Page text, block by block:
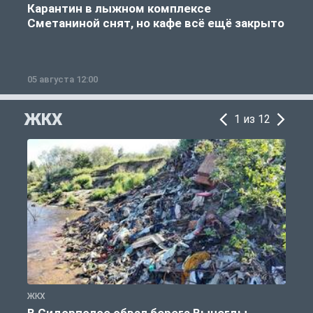
Карантин в лыжном комплексе
Сметаниной снят, но кафе всё ещё закрыто
05 августа 12:00
ЖКХ 1 из 12
ЖКХ